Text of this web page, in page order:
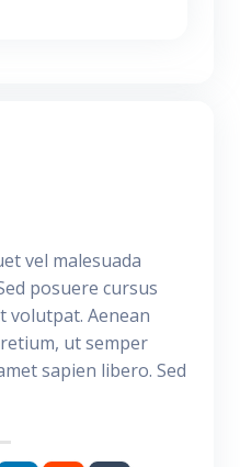
vel malesuada
posuere cursus
volutpat. Aenean
ut semper
sapien libero. Sed